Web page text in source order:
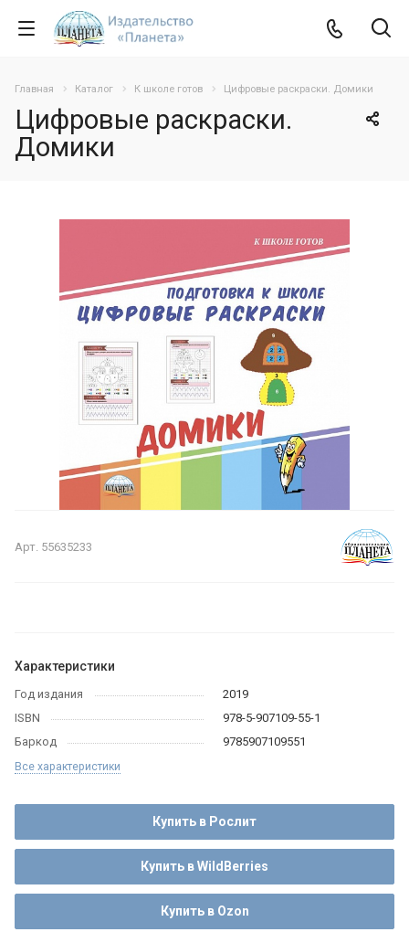
Главная Каталог К школе готов Цифровые раскраски. Домики
Цифровые раскраски.
Домики
Арт. 55635233
Характеристики
Год издания
2019
ISBN
978-5-907109-55-1
Баркод
9785907109551
Все характеристики
Купить в Рослит
Купить в WildBerries
Купить в Ozon